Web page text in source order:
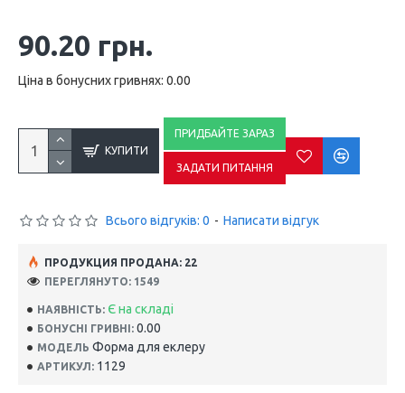
НАЯВНІСТЬ: Є на складі
БОНУСНІ ГРИВНІ: 0.00
МОДЕЛЬ Форма для еклеру
АРТИКУЛ: 1129
ПРОДУКЦИЯ ПРОДАНА: 22
ПЕРЕГЛЯНУТО: 1549
Всього відгуків: 0 - Написати відгук
90.20 грн.
Ціна в бонусних гривнях: 0.00
КУПИТИ
ПРИДБАЙТЕ ЗАРАЗ
ЗАДАТИ ПИТАННЯ